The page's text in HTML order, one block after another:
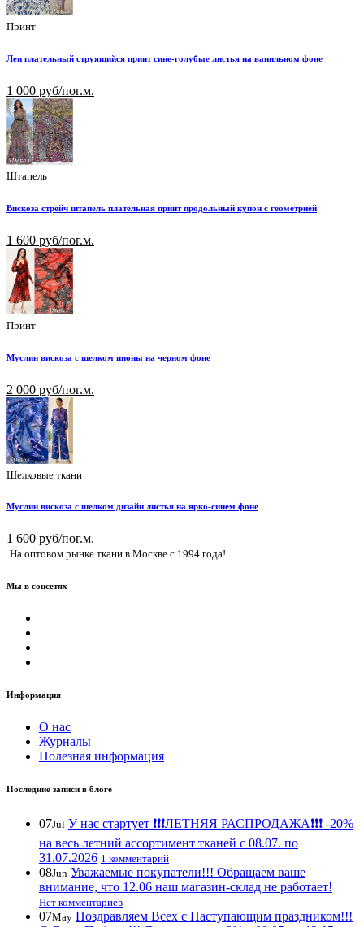
Принт
Лен плательный струящийся принт сине-голубые листья на ванильном фоне
1 000 руб/пог.м.
Штапель
Вискоза стрейч штапель плательная принт продольный купон с геометрией
1 600 руб/пог.м.
Принт
Муслин вискоза с шелком пионы на черном фоне
2 000 руб/пог.м.
Шелковые ткани
Муслин вискоза с шелком дизайн листья на ярко-синем фоне
1 600 руб/пог.м.
На оптовом рынке ткани в Москве с 1994 года!
Мы в соцсетях
Информация
О нас
Журналы
Полезная информация
Последние записи в блоге
07Jul У нас стартует ❗️❗️❗️ЛЕТНЯЯ РАСПРОДАЖА❗️❗️❗️ -20%
на весь летний ассортимент тканей с 08.07. по
31.07.2026 1 комментарий
08Jun Уважаемые покупатели!!! Обращаем ваше
внимание, что 12.06 наш магазин-склад не работает!
Нет комментариев
07May Поздравляем Всех с Наступающим праздником!!!